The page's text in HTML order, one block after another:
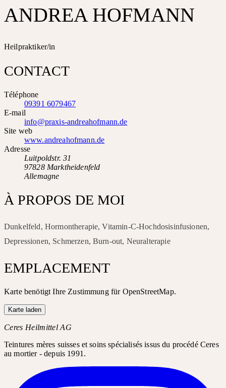
ANDREA HOFMANN
Heilpraktiker/in
CONTACT
Téléphone
09391 6079467
E-mail
info@praxis-andreahofmann.de
Site web
www.andreahofmann.de
Adresse
Luitpoldstr. 31
97828 Marktheidenfeld
Allemagne
À PROPOS DE MOI
Dunkelfeld, Hormontherapie, Vitamin-C-Hochdosisinfusionen,
Depressionen, Schmerzen, Burn-out, Neuralterapie
EMPLACEMENT
Karte benötigt Ihre Zustimmung für OpenStreetMap.
Karte laden
Ceres Heilmittel AG
Teintures mères suisses et soins spécialisés issus du procédé Ceres
au mortier - depuis 1991.